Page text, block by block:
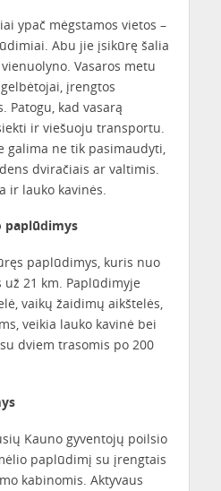
ypač mėgstamos vietos –
Abu jie įsikūrę šalia
Vasaros metu
įrengtos
Patogu, kad vasarą
ir viešuoju transportu.
galima ne tik pasimaudyti,
dviračiais ar valtimis.
ir lauko kavinės.
paplūdimys
paplūdimys, kuris nuo
21 km. Paplūdimyje
vaikų žaidimų aikštelės,
veikia lauko kavinė bei
dviem trasomis po 200
Kauno gyventojų poilsio
paplūdimį su įrengtais
kabinomis. Aktyvaus